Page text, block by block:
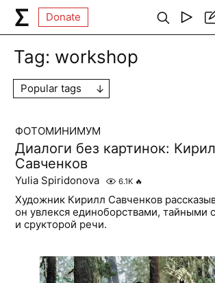
Donate
Tag: workshop
Popular tags
ФОТОМИНИМУМ
Диалоги без картинок:
Савченков
Yulia Spiridonova 6.1K 🔥
Художник Кирилл Савченков
он увлекся единоборствами, тайными
и срукторой речи.